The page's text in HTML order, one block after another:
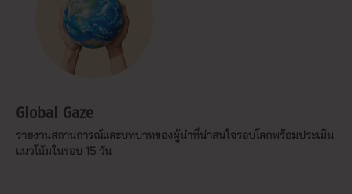
Global Gaze
รายงานสถานการณ์และบทบาทของผู้นำที่น่าสนใจรอบโลกพร้อมประเมิน
แนวโน้มในรอบ 15 วัน